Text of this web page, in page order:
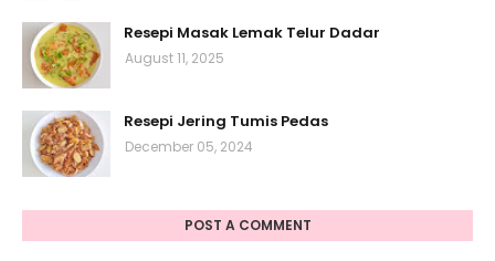
Resepi Masak Lemak Telur Dadar
August 11, 2025
Resepi Jering Tumis Pedas
December 05, 2024
POST A COMMENT